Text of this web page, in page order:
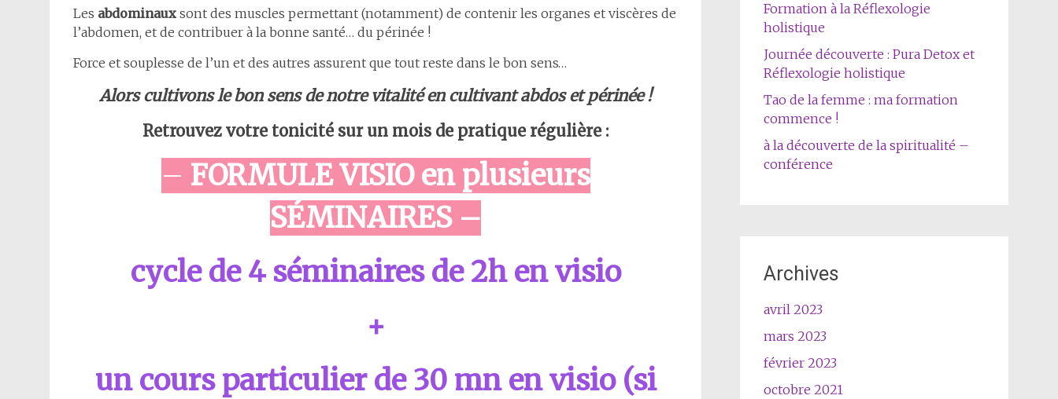
Les abdominaux sont des muscles permettant (notamment) de contenir les organes et viscères de
l’abdomen, et de contribuer à la bonne santé… du périnée !
Force et souplesse de l’un et des autres assurent que tout reste dans le bon sens…
Alors cultivons le bon sens de notre vitalité en cultivant abdos et périnée !
Retrouvez votre tonicité sur un mois de pratique régulière :
– FORMULE VISIO en plusieurs
SÉMINAIRES –
cycle de 4 séminaires de 2h en visio
+
un cours particulier de 30 mn en visio (si
Formation à la Réflexologie
holistique
Journée découverte : Pura Detox et
Réflexologie holistique
Tao de la femme : ma formation
commence !
à la découverte de la spiritualité –
conférence
Archives
avril 2023
mars 2023
février 2023
octobre 2021